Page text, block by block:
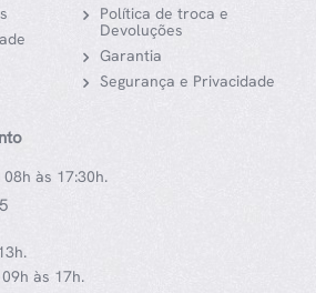
Política de troca e
Devoluções
Garantia
Segurança e Privacidade
às 17:30h.
às 17h.